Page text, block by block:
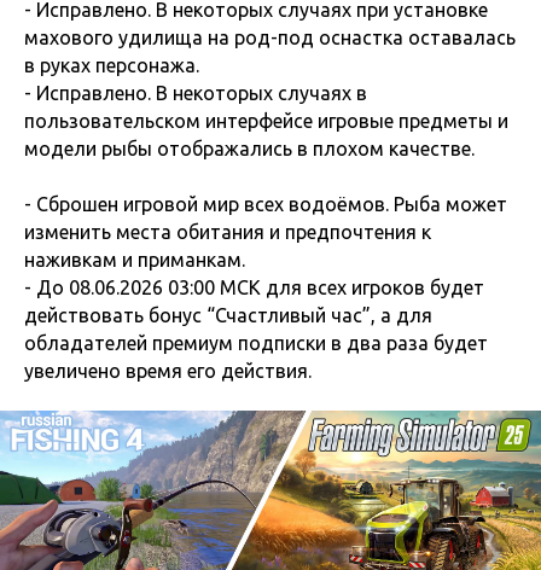
- Исправлено. В некоторых случаях при установке
махового удилища на род-под оснастка оставалась
в руках персонажа.
- Исправлено. В некоторых случаях в
пользовательском интерфейсе игровые предметы и
модели рыбы отображались в плохом качестве.
- Сброшен игровой мир всех водоёмов. Рыба может
изменить места обитания и предпочтения к
наживкам и приманкам.
- До 08.06.2026 03:00 МСК для всех игроков будет
действовать бонус “Счастливый час”, а для
обладателей премиум подписки в два раза будет
увеличено время его действия.